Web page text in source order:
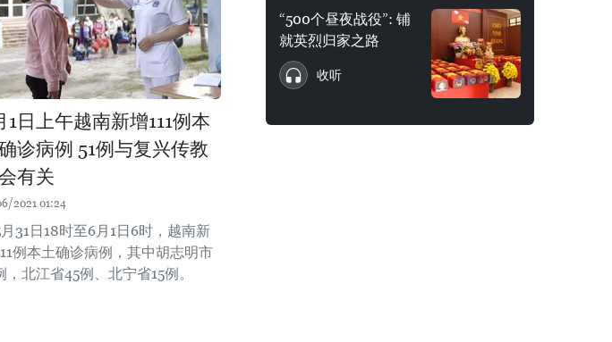
1日上午越南新增111例本
诊病例 51例与复兴传教
有关
2021 01:24
31日18时至6月1日6时，越南新
例本土确诊病例，其中胡志明市
，北江省45例、北宁省15例。
“500个昼夜战役”: 铺
就英烈归家之路
收听